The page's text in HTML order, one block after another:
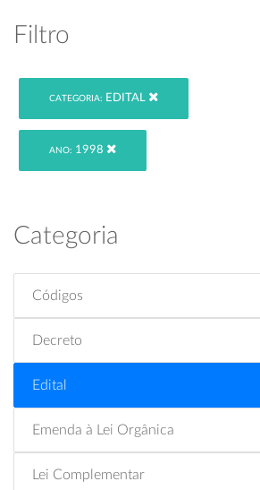
Filtro
CATEGORIA: EDITAL
ANO: 1998
Categoria
Códigos
Decreto
Edital
Emenda à Lei Orgânica
Lei Complementar